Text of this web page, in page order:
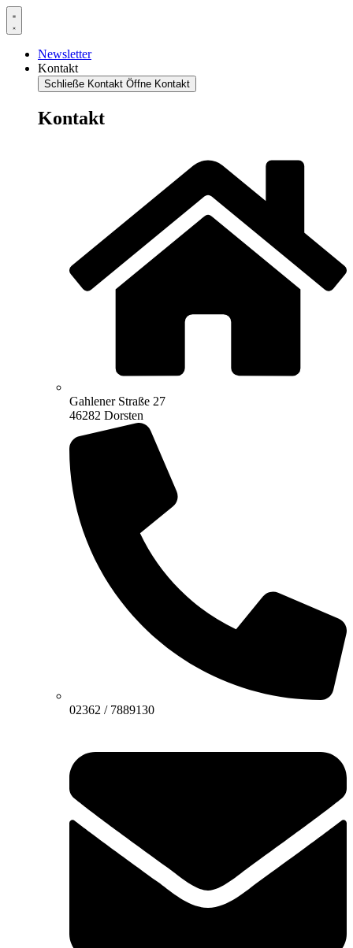
Newsletter
Kontakt
Schließe Kontakt Öffne Kontakt
Kontakt
Gahlener Straße 27
46282 Dorsten
02362 / 7889130